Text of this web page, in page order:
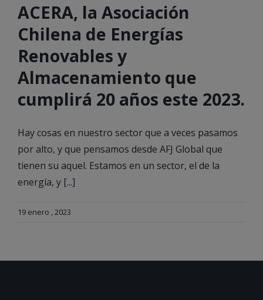
ACERA, la Asociación
Chilena de Energías
Renovables y
Almacenamiento que
cumplirá 20 años este 2023.
Hay cosas en nuestro sector que a veces pasamos
por alto, y que pensamos desde AFJ Global que
tienen su aquel. Estamos en un sector, el de la
energía, y [...]
19 enero , 2023